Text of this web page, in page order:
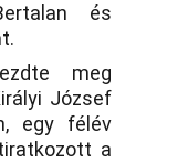
és
meg
József
egy félév
a